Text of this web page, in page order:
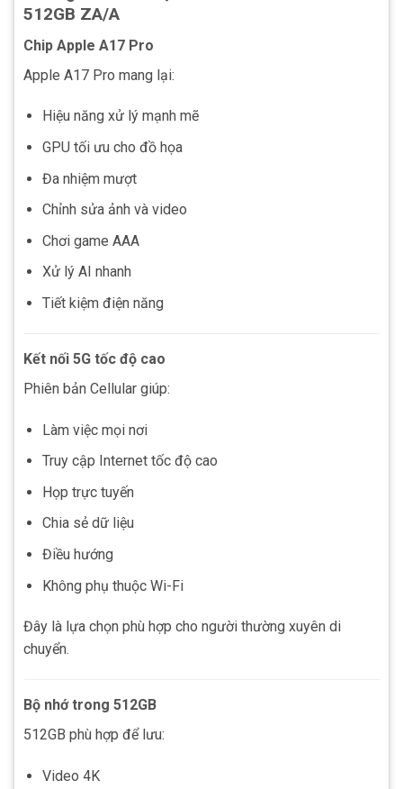
512GB ZA/A
Chip Apple A17 Pro
Apple A17 Pro mang lại:
Hiệu năng xử lý mạnh mẽ
GPU tối ưu cho đồ họa
Đa nhiệm mượt
Chỉnh sửa ảnh và video
Chơi game AAA
Xử lý AI nhanh
Tiết kiệm điện năng
Kết nối 5G tốc độ cao
Phiên bản Cellular giúp:
Làm việc mọi nơi
Truy cập Internet tốc độ cao
Họp trực tuyến
Chia sẻ dữ liệu
Điều hướng
Không phụ thuộc Wi-Fi
Đây là lựa chọn phù hợp cho người thường xuyên di
chuyển.
Bộ nhớ trong 512GB
512GB phù hợp để lưu:
Video 4K